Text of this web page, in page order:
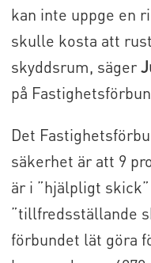
kan inte uppge en
skulle kosta att
skyddsrum, säger
på
Det
säkerhet är att 9
är i ”hjälpligt
”tillfredsställande
förbundet lät göra